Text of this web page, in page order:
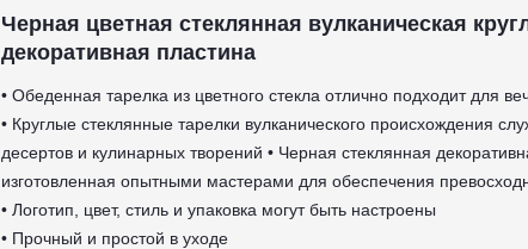
Черная цветная стеклянная вулканическая
декоративная пластина
• Обеденная тарелка из цветного стекла отлично подходит для
• Круглые стеклянные тарелки вулканического происхождения
десертов и кулинарных творений • Черная стеклянная
изготовленная опытными мастерами для обеспечения
• Логотип, цвет, стиль и упаковка могут быть настроены
• Прочный и простой в уходе